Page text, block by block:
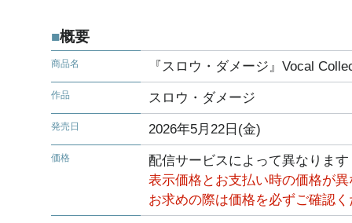
概要
商品名 『スロウ・ダメージ』Vocal
作品 スロウ・ダメージ
発売日 2026年5月22日(金)
価格
配信サービスによって異なります
表示価格とお支払い時の価格が
お求めの際は価格を必ずご確認